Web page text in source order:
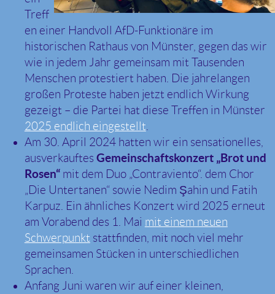
Treff
en einer Handvoll AfD-Funktionäre im
historischen Rathaus von Münster, gegen das wir
wie in jedem Jahr gemeinsam mit Tausenden
Menschen protestiert haben. Die jahrelangen
großen Proteste haben jetzt endlich Wirkung
gezeigt – die Partei hat diese Treffen in Münster
2025 endlich eingestellt
Am 30. April 2024 hatten wir ein sensationelles,
ausverkauftes Gemeinschaftskonzert „Brot und
Rosen“mit dem Duo „Contraviento“. dem Chor
„Die Untertanen“ sowie Nedim Şahin und Fatih
Karpuz. Ein ähnliches Konzert wird 2025 erneut
am Vorabend des 1. Mai mit einem neuen
Schwerpunkt stattfinden, mit noch viel mehr
gemeinsamen Stücken in unterschiedlichen
Sprachen.
Anfang Juni waren wir auf einer kleinen,